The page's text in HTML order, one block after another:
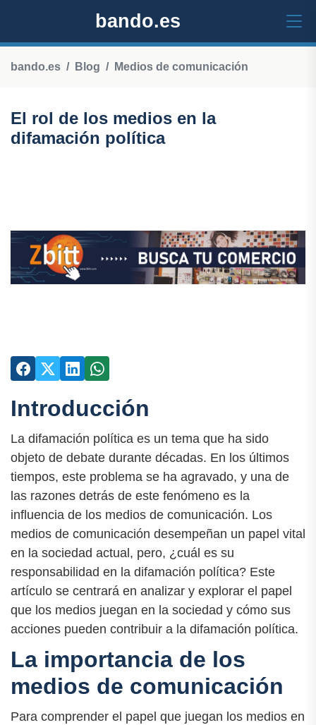
bando.es
bando.es Blog Medios de comunicación
El rol de los medios en la
difamación política
Introducción
La difamación política es un tema que ha sido
objeto de debate durante décadas. En los últimos
tiempos, este problema se ha agravado, y una de
las razones detrás de este fenómeno es la
influencia de los medios de comunicación. Los
medios de comunicación desempeñan un papel vital
en la sociedad actual, pero, ¿cuál es su
responsabilidad en la difamación política? Este
artículo se centrará en analizar y explorar el papel
que los medios juegan en la sociedad y cómo sus
acciones pueden contribuir a la difamación política.
La importancia de los
medios de comunicación
Para comprender el papel que juegan los medios en